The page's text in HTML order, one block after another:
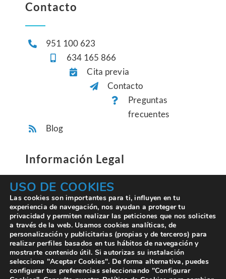
Contacto
951 100 623
634 165 866
Cita previa
Contacto
Preguntas
frecuentes
Blog
Información Legal
Aviso Legal
Términos y Condiciones
Política de Privacidad
Política de Cookies
USO DE COOKIES
Las cookies son importantes para ti, influyen en tu
experiencia de navegación, nos ayudan a proteger tu
privacidad y permiten realizar las peticiones que nos solicites
a través de la web. Usamos cookies analíticas, de
personalización y publicitarias (propias y de terceros) para
realizar perfiles basados en tus hábitos de navegación y
mostrarte contenido útil. Si autorizas su instalación
selecciona "Aceptar Cookies". De forma alternativa, puedes
configurar tus preferencias seleccionando "Configurar